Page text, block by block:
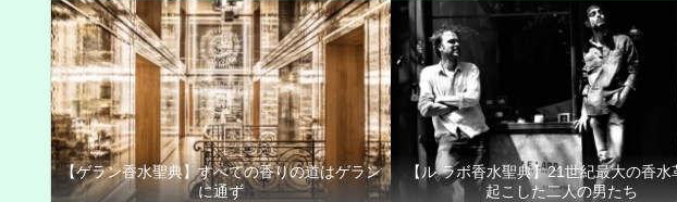
【ゲラン香水聖典】すべての香りの道はゲラン
に通ず
【ル ラボ香水聖典】21世紀最大の香水
起こした二人の男たち